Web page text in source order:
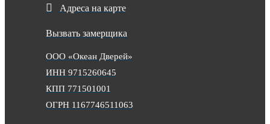
Адреса на карте
Вызвать замерщика
ООО «Океан Дверей»
ИНН 9715260645
КПП 771501001
ОГРН 1167746511063